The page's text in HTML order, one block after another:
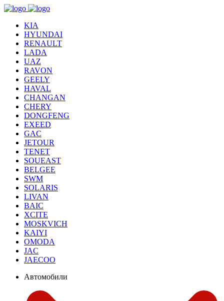
KIA
HYUNDAI
RENAULT
LADA
UAZ
RAVON
GEELY
HAVAL
CHANGAN
CHERY
DONGFENG
EXEED
GAC
JETOUR
TENET
SOUEAST
BELGEE
SWM
SOLARIS
LIVAN
BAIC
XCITE
MOSKVICH
KAIYI
OMODA
JAC
JAECOO
Автомобили